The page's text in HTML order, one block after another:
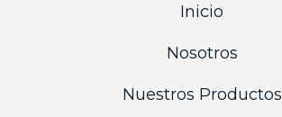
Inicio
Nosotros
Nuestros Productos